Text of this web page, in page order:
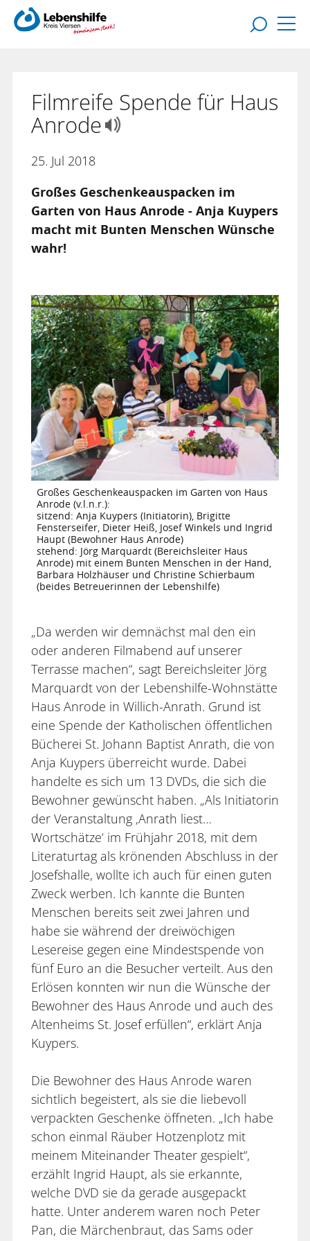
Filmreife Spende für Haus
Anrode
25. Jul 2018
Großes Geschenkeauspacken im
Garten von Haus Anrode - Anja Kuypers
macht mit Bunten Menschen Wünsche
wahr!
Großes Geschenkeauspacken im Garten von Haus
Anrode (v.l.n.r.):
sitzend: Anja Kuypers (Initiatorin), Brigitte
Fensterseifer, Dieter Heiß, Josef Winkels und Ingrid
Haupt (Bewohner Haus Anrode)
stehend: Jörg Marquardt (Bereichsleiter Haus
Anrode) mit einem Bunten Menschen in der Hand,
Barbara Holzhäuser und Christine Schierbaum
(beides Betreuerinnen der Lebenshilfe)
„Da werden wir demnächst mal den ein
oder anderen Filmabend auf unserer
Terrasse machen“, sagt Bereichsleiter Jörg
Marquardt von der Lebenshilfe-Wohnstätte
Haus Anrode in Willich-Anrath. Grund ist
eine Spende der Katholischen öffentlichen
Bücherei St. Johann Baptist Anrath, die von
Anja Kuypers überreicht wurde. Dabei
handelte es sich um 13 DVDs, die sich die
Bewohner gewünscht haben. „Als Initiatorin
der Veranstaltung ‚Anrath liest…
Wortschätze‘ im Frühjahr 2018, mit dem
Literaturtag als krönenden Abschluss in der
Josefshalle, wollte ich auch für einen guten
Zweck werben. Ich kannte die Bunten
Menschen bereits seit zwei Jahren und
habe sie während der dreiwöchigen
Lesereise gegen eine Mindestspende von
fünf Euro an die Besucher verteilt. Aus den
Erlösen konnten wir nun die Wünsche der
Bewohner des Haus Anrode und auch des
Altenheims St. Josef erfüllen“, erklärt Anja
Kuypers.
Die Bewohner des Haus Anrode waren
sichtlich begeistert, als sie die liebevoll
verpackten Geschenke öffneten. „Ich habe
schon einmal Räuber Hotzenplotz mit
meinem Miteinander Theater gespielt“,
erzählt Ingrid Haupt, als sie erkannte,
welche DVD sie da gerade ausgepackt
hatte. Unter anderem waren noch Peter
Pan, die Märchenbraut, das Sams oder